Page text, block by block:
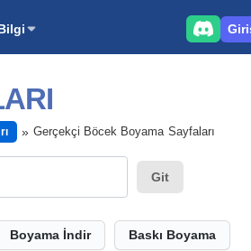
Gerçekçi Böcek Boyama Sayfaları
Git
Boyama İndir Baskı Boyama